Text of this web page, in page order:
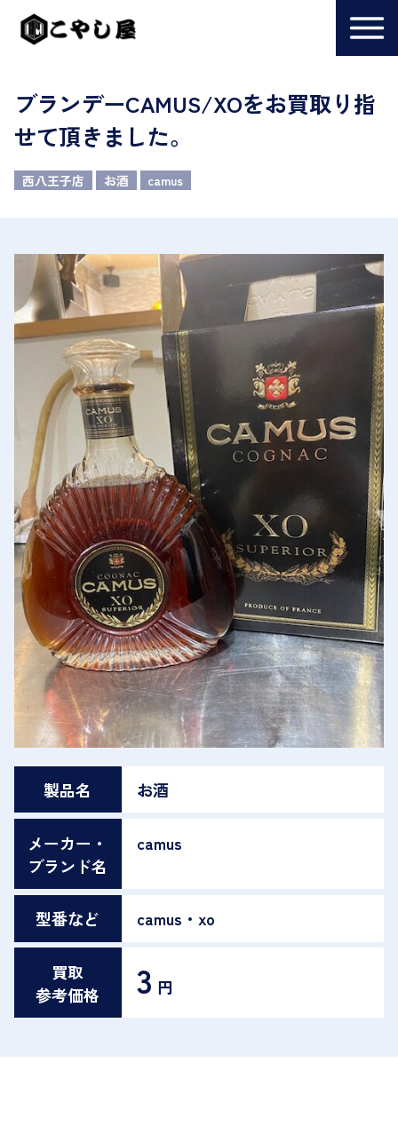
ブランデーCAMUS/XOをお買取り指
せて頂きました。
西八王子店 お酒 camus
製品名 お酒
メーカー・
ブランド名
camus
型番など camus・xo
買取
参考価格
3 円